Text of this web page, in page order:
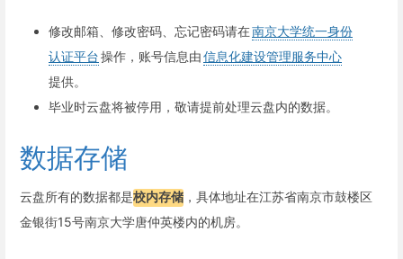
修改邮箱、修改密码、忘记密码请在南京大学统一身份
认证平台操作，账号信息由信息化建设管理服务中心
提供。
毕业时云盘将被停用，敬请提前处理云盘内的数据。
数据存储
云盘所有的数据都是校内存储 ，具体地址在江苏省南京市鼓楼区
金银街15号南京大学唐仲英楼内的机房。